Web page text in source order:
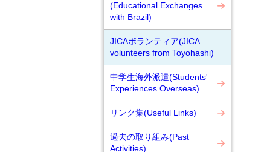
(Educational Exchanges
with Brazil)
JICAボランティア(JICA
volunteers from Toyohashi)
中学生海外派遣(Students'
Experiences Overseas)
リンク集(Useful Links)
過去の取り組み(Past
Activities)